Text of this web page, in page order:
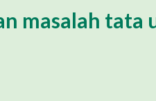
masalah tata